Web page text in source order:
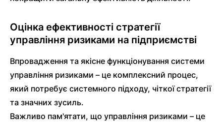
Оцінка ефективності стратегії
управління ризиками на підприємстві
Впровадження та якісне функціонування системи
управління ризиками – це комплексний процес,
який потребує системного підходу, чіткої стратегії
та значних зусиль.
Важливо пам'ятати, що управління ризиками – це